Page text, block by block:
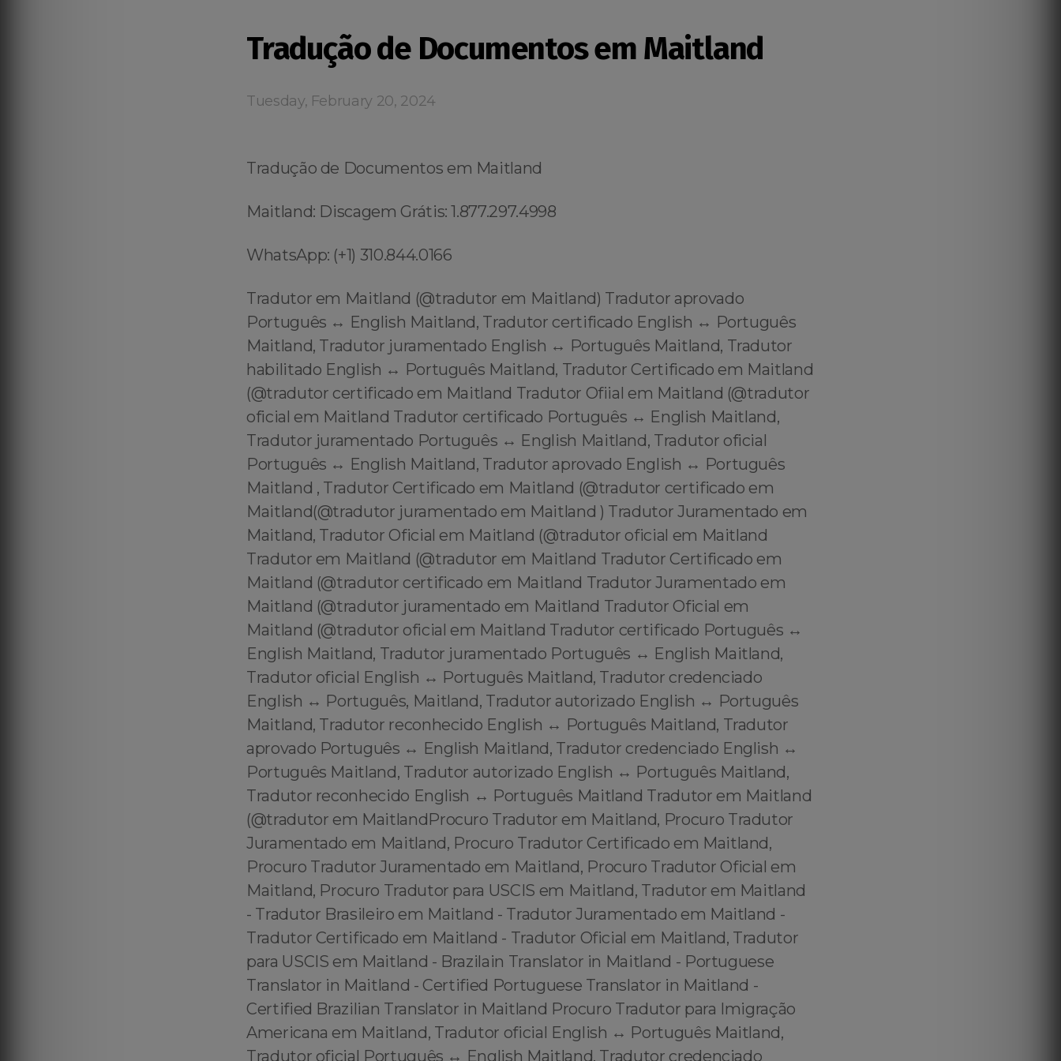
Tradução de Documentos em Maitland
Tuesday, February 20, 2024
Tradução de Documentos em Maitland
Maitland: Discagem Grátis: 1.877.297.4998
WhatsApp: (+1) 310.844.0166
Tradutor em Maitland (@tradutor em Maitland) Tradutor aprovado
Português ↔️ English Maitland, Tradutor certificado English ↔️ Português
Maitland, Tradutor juramentado English ↔️ Português Maitland, Tradutor
habilitado English ↔️ Português Maitland, Tradutor Certificado em Maitland
(@tradutor certificado em Maitland Tradutor Ofiial em Maitland (@tradutor
oficial em Maitland Tradutor certificado Português ↔️ English Maitland,
Tradutor juramentado Português ↔️ English Maitland, Tradutor oficial
Português ↔️ English Maitland, Tradutor aprovado English ↔️ Português
Maitland , Tradutor Certificado em Maitland (@tradutor certificado em
Maitland(@tradutor juramentado em Maitland ) Tradutor Juramentado em
Maitland, Tradutor Oficial em Maitland (@tradutor oficial em Maitland
Tradutor em Maitland (@tradutor em Maitland Tradutor Certificado em
Maitland (@tradutor certificado em Maitland Tradutor Juramentado em
Maitland (@tradutor juramentado em Maitland Tradutor Oficial em
Maitland (@tradutor oficial em Maitland Tradutor certificado Português ↔️
English Maitland, Tradutor juramentado Português ↔️ English Maitland,
Tradutor oficial English ↔️ Português Maitland, Tradutor credenciado
English ↔️ Português, Maitland, Tradutor autorizado English ↔️ Português
Maitland, Tradutor reconhecido English ↔️ Português Maitland, Tradutor
aprovado Português ↔️ English Maitland, Tradutor credenciado English ↔️
Português Maitland, Tradutor autorizado English ↔️ Português Maitland,
Tradutor reconhecido English ↔️ Português Maitland Tradutor em Maitland
(@tradutor em MaitlandProcuro Tradutor em Maitland, Procuro Tradutor
Juramentado em Maitland, Procuro Tradutor Certificado em Maitland,
Procuro Tradutor Juramentado em Maitland, Procuro Tradutor Oficial em
Maitland, Procuro Tradutor para USCIS em Maitland, Tradutor em Maitland
- Tradutor Brasileiro em Maitland - Tradutor Juramentado em Maitland -
Tradutor Certificado em Maitland - Tradutor Oficial em Maitland, Tradutor
para USCIS em Maitland - Brazilain Translator in Maitland - Portuguese
Translator in Maitland - Certified Portuguese Translator in Maitland -
Certified Brazilian Translator in Maitland Procuro Tradutor para Imigração
Americana em Maitland, Tradutor oficial English ↔️ Português Maitland,
Tradutor oficial Português ↔️ English Maitland, Tradutor credenciado